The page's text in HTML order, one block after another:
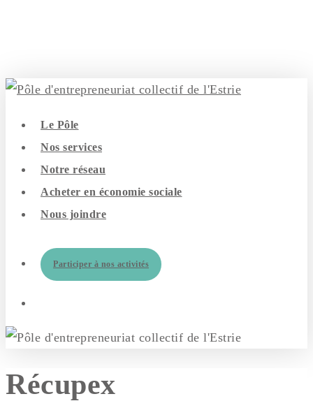
content
search
Menu
Le Pôle
Nos services
Notre réseau
Acheter en économie sociale
Nous joindre
Participer à nos activités
Récupex